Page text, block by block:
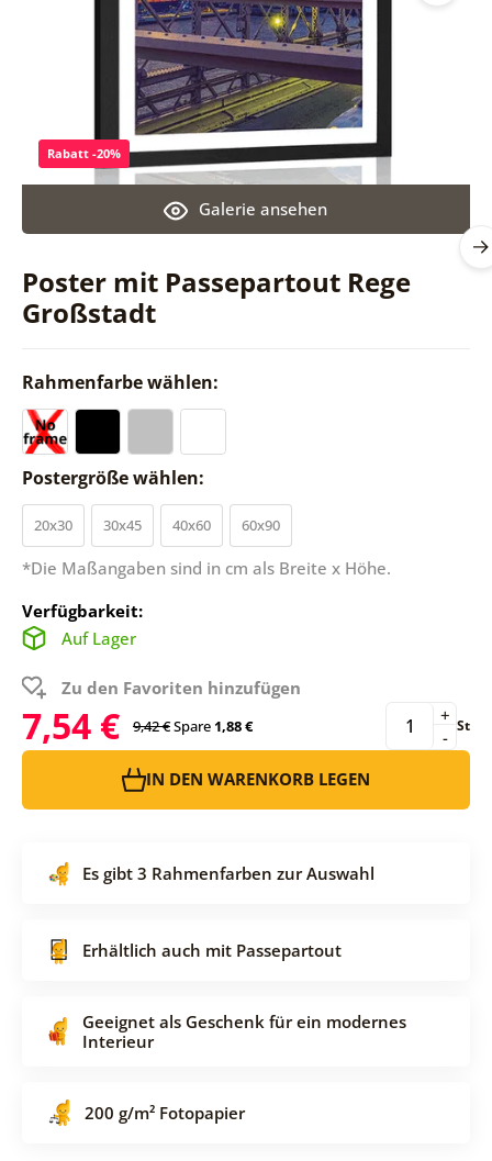
Poster mit Passepartout Rege
Großstadt
Galerie ansehen
Rabatt -20%
Rahmenfarbe wählen:
Postergröße wählen:
20x30 30x45 40x60 60x90
*Die Maßangaben sind in cm als Breite x Höhe.
Verfügbarkeit:
Auf Lager
Zu den Favoriten hinzufügen
7,54 € 9,42 €Spare1,88 € -
+ St
IN DEN WARENKORB LEGEN
Es gibt 3 Rahmenfarben zur Auswahl
Erhältlich auch mit Passepartout
Geeignet als Geschenk für ein modernes
Interieur
200 g/m² Fotopapier